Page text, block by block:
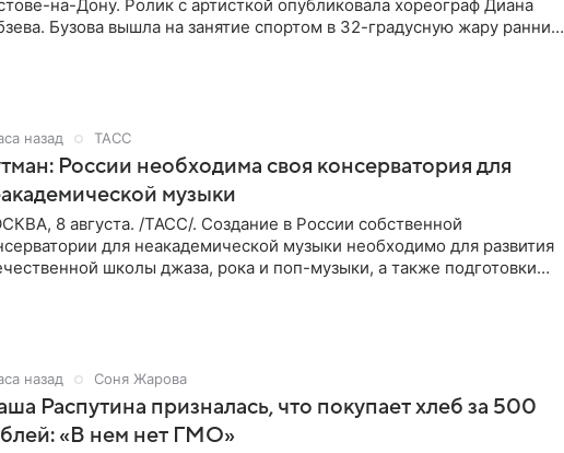
на-Дону. Ролик с артисткой опубликовала хореограф Диана
Бузова вышла на занятие спортом в 32-градусную жару ранним
назад ТАСС
России необходима своя консерватория для
музыки
8 августа. /ТАСС/. Создание в России собственной
для неакадемической музыки необходимо для развития
школы джаза, рока и поп-музыки, а также подготовки
назад Соня Жарова
Распутина призналась, что покупает хлеб за 500
«В нем нет ГМО»